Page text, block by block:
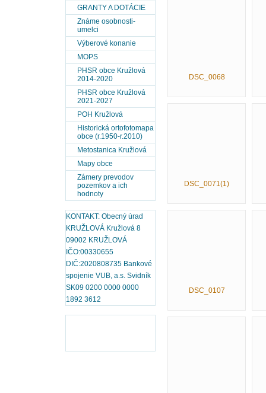
GRANTY A DOTÁCIE
Známe osobnosti-
umelci
Výberové konanie
MOPS
PHSR obce Kružlová
2014-2020
PHSR obce Kružlová
2021-2027
POH Kružlová
Historická ortofotomapa
obce (r.1950-r.2010)
Metostanica Kružlová
Mapy obce
Zámery prevodov
pozemkov a ich
hodnoty
KONTAKT: Obecný úrad
KRUŽLOVÁ Kružlová 8
09002 KRUŽLOVÁ
IČO:00330655
DIČ:2020808735 Bankové
spojenie VUB, a.s. Svidník
SK09 0200 0000 0000
1892 3612
DSC_0068
DSC_0071(1)
DSC_0107